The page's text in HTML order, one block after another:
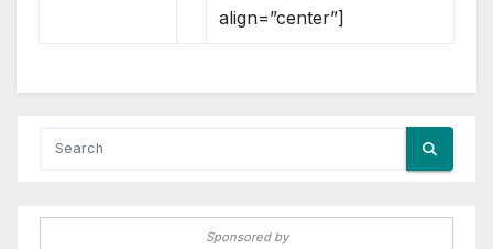
align=”center”]
Sponsored by